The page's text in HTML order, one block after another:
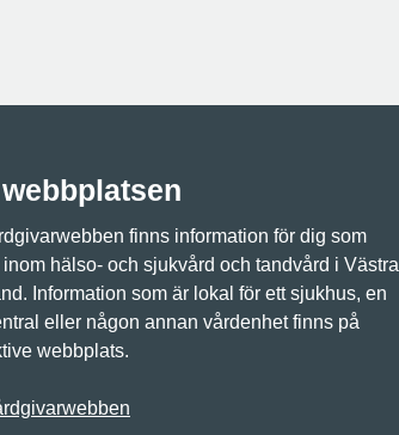
finns information för dig som
hälso- och sjukvård och tandvård i Västra
Information som är lokal för ett sjukhus, en
eller någon annan vårdenhet finns på
webbplats.